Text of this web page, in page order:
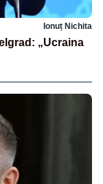
Ionuț Nichita
„Ucraina